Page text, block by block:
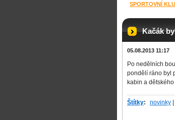
SPORTOVNÍ
Kačák
05.08.2013 11:17
Po nedělních
pondělí ráno byl
kabin a
Štítky: novinky